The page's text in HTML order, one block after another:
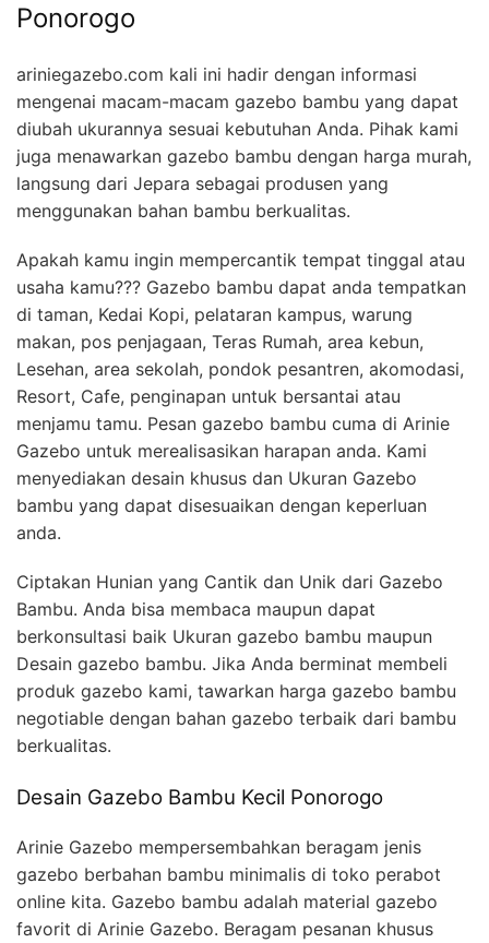
Ponorogo
ariniegazebo.com kali ini hadir dengan informasi
mengenai macam-macam gazebo bambu yang dapat
diubah ukurannya sesuai kebutuhan Anda. Pihak kami
juga menawarkan gazebo bambu dengan harga murah,
langsung dari Jepara sebagai produsen yang
menggunakan bahan bambu berkualitas.
Apakah kamu ingin mempercantik tempat tinggal atau
usaha kamu??? Gazebo bambu dapat anda tempatkan
di taman, Kedai Kopi, pelataran kampus, warung
makan, pos penjagaan, Teras Rumah, area kebun,
Lesehan, area sekolah, pondok pesantren, akomodasi,
Resort, Cafe, penginapan untuk bersantai atau
menjamu tamu. Pesan gazebo bambu cuma di Arinie
Gazebo untuk merealisasikan harapan anda. Kami
menyediakan desain khusus dan Ukuran Gazebo
bambu yang dapat disesuaikan dengan keperluan
anda.
Ciptakan Hunian yang Cantik dan Unik dari Gazebo
Bambu. Anda bisa membaca maupun dapat
berkonsultasi baik Ukuran gazebo bambu maupun
Desain gazebo bambu. Jika Anda berminat membeli
produk gazebo kami, tawarkan harga gazebo bambu
negotiable dengan bahan gazebo terbaik dari bambu
berkualitas.
Desain Gazebo Bambu Kecil Ponorogo
Arinie Gazebo mempersembahkan beragam jenis
gazebo berbahan bambu minimalis di toko perabot
online kita. Gazebo bambu adalah material gazebo
favorit di Arinie Gazebo. Beragam pesanan khusus